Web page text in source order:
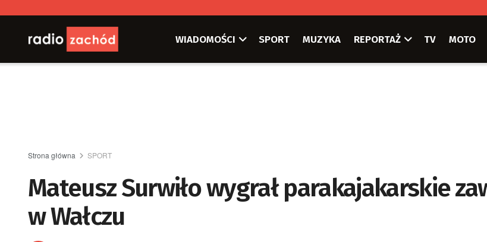
WIADOMOŚCI SPORT MUZYKA REPORTAŻ TV MOTO
Strona główna SPORT
Mateusz Surwiło wygrał parakajakarskie
w Wałczu